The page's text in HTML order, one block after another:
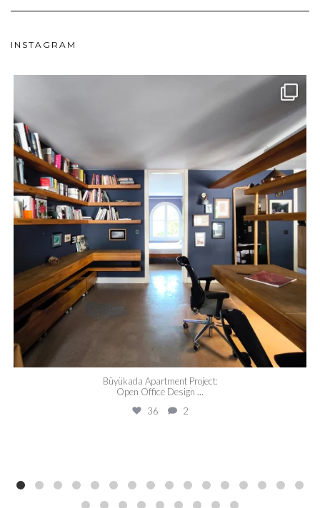
INSTAGRAM
Büyükada Apartment Project:
Open Office Design ...
36
2